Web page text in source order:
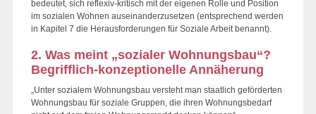
bedeutet, sich reflexiv-kritisch mit der eigenen Rolle und Position
im sozialen Wohnen auseinanderzusetzen (entsprechend werden
in Kapitel 7 die Herausforderungen für Soziale Arbeit benannt).
2. Was meint „sozialer Wohnungsbau“?
Begrifflich-konzeptionelle Annäherung
„Unter sozialem Wohnungsbau versteht man staatlich geförderten
Wohnungsbau für soziale Gruppen, die ihren Wohnungsbedarf